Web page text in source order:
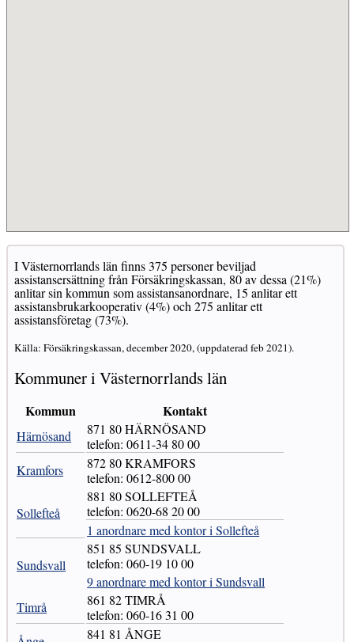
I Västernorrlands län finns 375 personer beviljad
assistansersättning från Försäkringskassan, 80 av dessa (21%)
anlitar sin kommun som assistansanordnare, 15 anlitar ett
assistansbrukarkooperativ (4%) och 275 anlitar ett
assistansföretag (73%).
Källa: Försäkringskassan, december 2020, (uppdaterad feb 2021).
Kommuner i Västernorrlands län
Kommun Kontakt
Härnösand
871 80 HÄRNÖSAND
telefon: 0611-34 80 00
Kramfors
872 80 KRAMFORS
telefon: 0612-800 00
Sollefteå
881 80 SOLLEFTEÅ
telefon: 0620-68 20 00
1 anordnare med kontor i Sollefteå
Sundsvall
851 85 SUNDSVALL
telefon: 060-19 10 00
9 anordnare med kontor i Sundsvall
Timrå
861 82 TIMRÅ
telefon: 060-16 31 00
841 81 ÅNGE